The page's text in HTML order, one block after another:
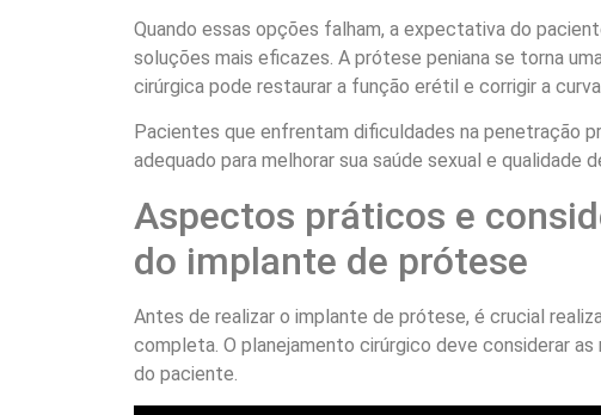
Quando essas opções falham, a expectativa do
soluções mais eficazes. A prótese peniana se torna
cirúrgica pode restaurar a função erétil e corrigir a
Pacientes que enfrentam dificuldades na penetração
adequado para melhorar sua saúde sexual e qualidade
Aspectos práticos e
do implante de prótese
Antes de realizar o implante de prótese, é crucial
completa. O planejamento cirúrgico deve considerar
do paciente.